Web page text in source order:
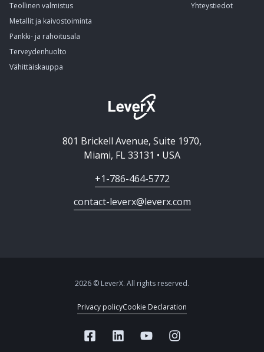
Teollinen valmistus
Metallit ja kaivostoiminta
Pankki- ja rahoitusala
Terveydenhuolto
Vähittäiskauppa
Yhteystiedot
801 Brickell Avenue, Suite 1970,
Miami, FL 33131 • USA
+1-786-464-5772
contact-leverx@leverx.com
2026 © LeverX. All rights reserved.
Privacy policyCookie Declaration